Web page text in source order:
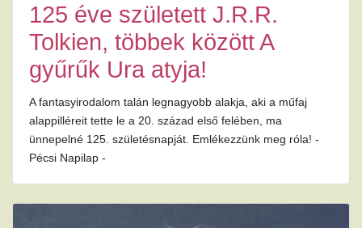
125 éve született J.R.R.
Tolkien, többek között A
gyűrűk Ura atyja!
A fantasyirodalom talán legnagyobb alakja, aki a műfaj
alappilléreit tette le a 20. század első felében, ma
ünnepelné 125. születésnapját. Emlékezzünk meg róla! -
Pécsi Napilap -